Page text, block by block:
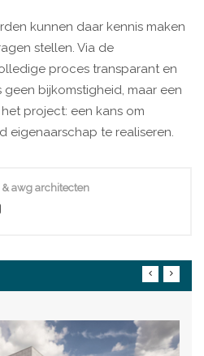
kunnen daar kennis maken
stellen. Via de
proces transparant en
bijkomstigheid, maar een
project: een kans om
eigenaarschap te realiseren.
& awg architecten